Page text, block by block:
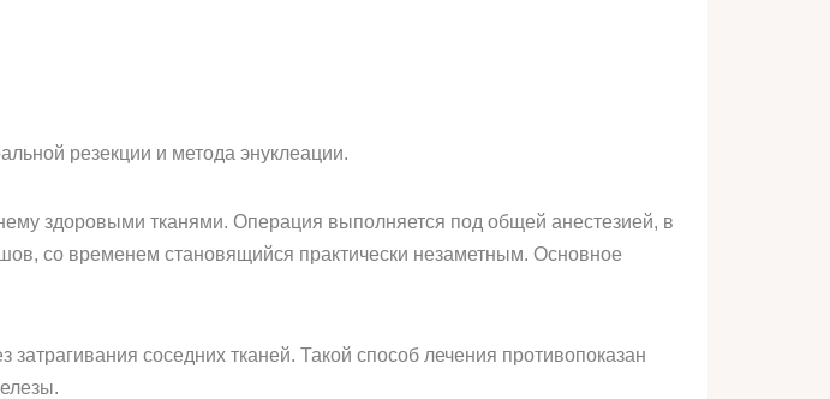
резекции и метода энуклеации.
здоровыми тканями. Операция выполняется под общей анестезией, в
со временем становящийся практически незаметным. Основное
соседних тканей. Такой способ лечения противопоказан